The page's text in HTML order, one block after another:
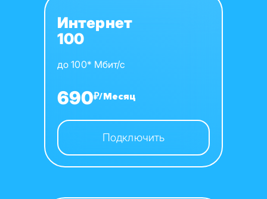
Интернет
100
до 100* Мбит/с
690₽/Месяц
Подключить